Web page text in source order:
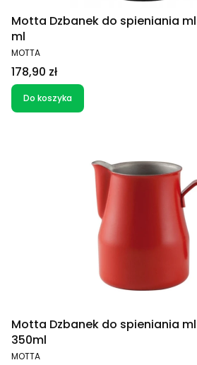
Motta Dzbanek do spieniania
ml
PRODUCENT
MOTTA
Cena
178,90 zł
Do koszyka
Motta Dzbanek do spieniania
350ml
PRODUCENT
MOTTA